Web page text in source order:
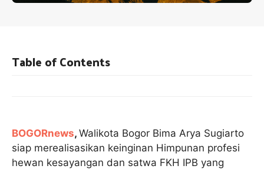
BOGORnews, Walikota Bogor Bima Arya Sugiarto
siap merealisasikan keinginan Himpunan profesi
hewan kesayangan dan satwa FKH IPB yang
Table of Contents